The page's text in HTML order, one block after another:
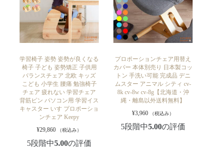
学習椅子 姿勢 姿勢が良くなる
椅子 子ども 姿勢矯正 子供用
バランスチェア 北欧 キッズ
こども 小学生 腰痛 勉強椅子
チェア 疲れない 学習チェア
背筋ピン パソコン用 学習イス
キャスター いす プロポーショ
ンチェア Keepy
¥29,860 （税込み）
5段階中5.00の評価
プロポーションチェア用替え
カバー 本体別売り 日本製コッ
トン 手洗い可能 完成品 デニ
ムスター アニマル シティ cv-
8k cv-8w cv-8g【北海道・沖
縄・離島以外送料無料】
¥3,960 （税込み）
5段階中5.00の評価